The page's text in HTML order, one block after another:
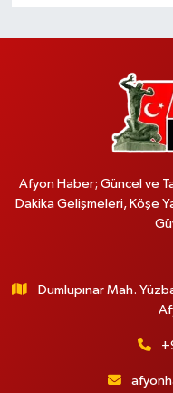
Afyon Haber; Güncel ve
Dakika Gelişmeleri, Köşe
Dumlupınar Mah.